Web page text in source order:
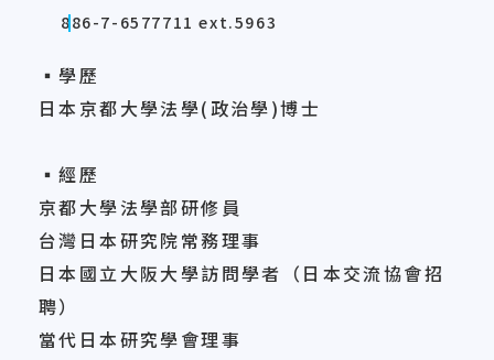
886-7-6577711 ext.5963
▪學歷
日本京都大學法學(政治學)博士
▪經歷
京都大學法學部研修員
台灣日本研究院常務理事
日本國立大阪大學訪問學者（日本交流協會招
聘）
當代日本研究學會理事